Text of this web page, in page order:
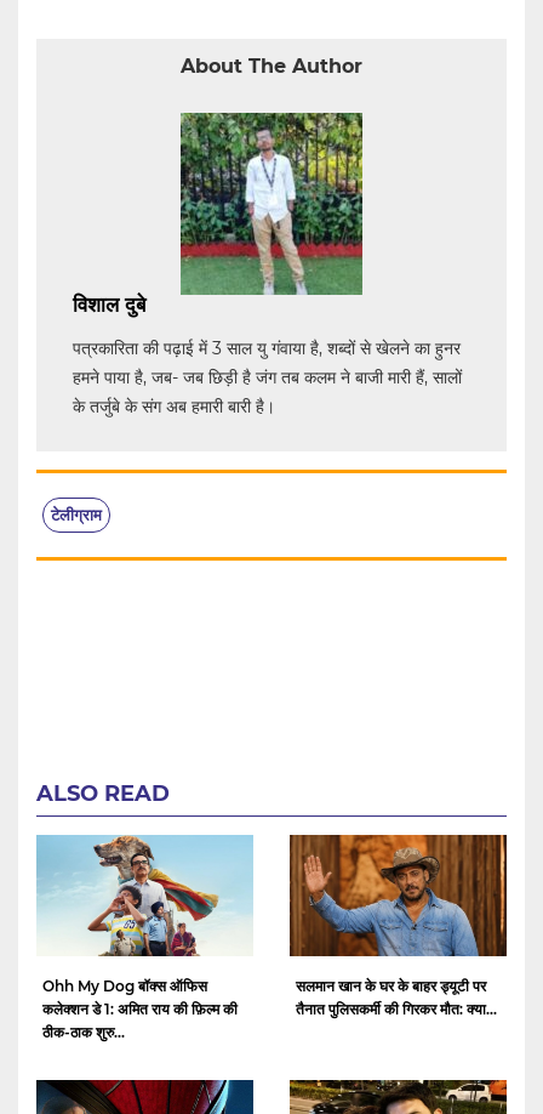
About The Author
विशाल दुबे
पत्रकारिता की पढ़ाई में 3 साल यु गंवाया है, शब्दों से खेलने का हुनर
हमने पाया है, जब- जब छिड़ी है जंग तब कलम ने बाजी मारी हैं, सालों
के तर्जुबे के संग अब हमारी बारी है।
टेलीग्राम
ALSO READ
Ohh My Dog बॉक्स ऑफिस
कलेक्शन डे 1: अमित राय की फ़िल्म की
ठीक-ठाक शुरु...
सलमान खान के घर के बाहर ड्यूटी पर
तैनात पुलिसकर्मी की गिरकर मौत: क्या...